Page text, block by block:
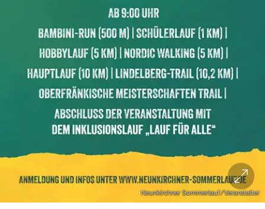
Neunkirchner Sommerlauf/Veranstalter